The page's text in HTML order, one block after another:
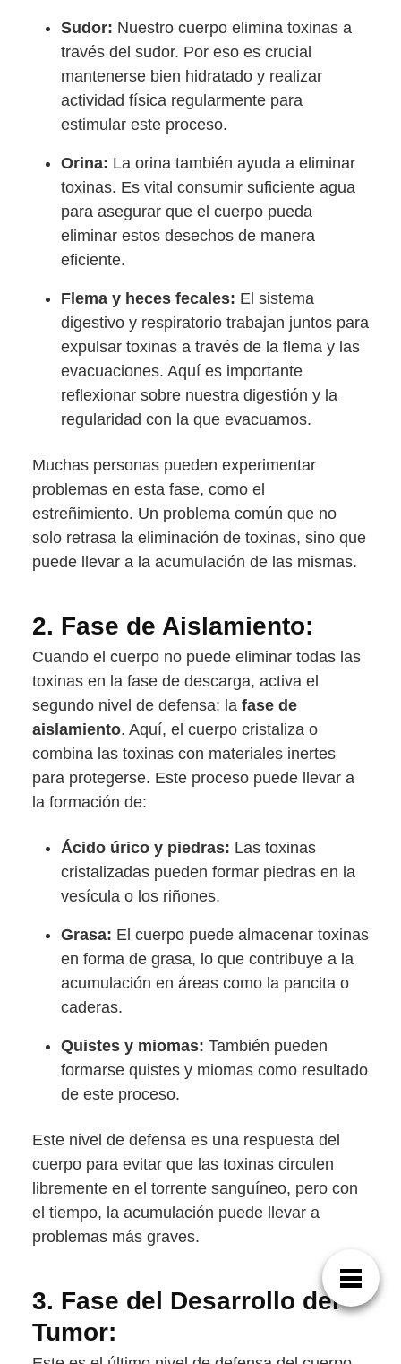
Sudor: Nuestro cuerpo elimina toxinas a
través del sudor. Por eso es crucial
mantenerse bien hidratado y realizar
actividad física regularmente para
estimular este proceso.
Orina: La orina también ayuda a eliminar
toxinas. Es vital consumir suficiente agua
para asegurar que el cuerpo pueda
eliminar estos desechos de manera
eficiente.
Flema y heces fecales: El sistema
digestivo y respiratorio trabajan juntos para
expulsar toxinas a través de la flema y las
evacuaciones. Aquí es importante
reflexionar sobre nuestra digestión y la
regularidad con la que evacuamos.
Muchas personas pueden experimentar
problemas en esta fase, como el
estreñimiento. Un problema común que no
solo retrasa la eliminación de toxinas, sino que
puede llevar a la acumulación de las mismas.
2. Fase de Aislamiento:
Cuando el cuerpo no puede eliminar todas las
toxinas en la fase de descarga, activa el
segundo nivel de defensa: la fase de
aislamiento. Aquí, el cuerpo cristaliza o
combina las toxinas con materiales inertes
para protegerse. Este proceso puede llevar a
la formación de:
Ácido úrico y piedras: Las toxinas
cristalizadas pueden formar piedras en la
vesícula o los riñones.
Grasa: El cuerpo puede almacenar toxinas
en forma de grasa, lo que contribuye a la
acumulación en áreas como la pancita o
caderas.
Quistes y miomas: También pueden
formarse quistes y miomas como resultado
de este proceso.
Este nivel de defensa es una respuesta del
cuerpo para evitar que las toxinas circulen
libremente en el torrente sanguíneo, pero con
el tiempo, la acumulación puede llevar a
problemas más graves.
3. Fase del Desarrollo del
Tumor: